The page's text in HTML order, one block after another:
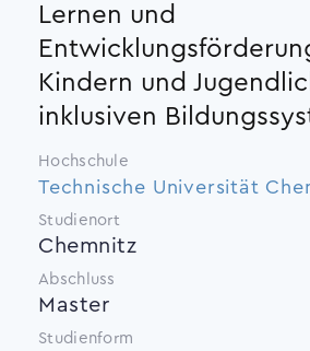
Lernen und
Kindern und
inklusiven
Hochschule
Technische Universität
Studienort
Chemnitz
Abschluss
Master
Studienform